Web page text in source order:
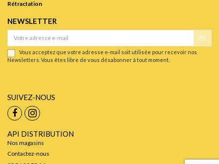
Rétractation
NEWSLETTER
Vous acceptez que votre adresse e-mail soit utilisée pour recevoir nos
Newsletters. Vous êtes libre de vous désabonner à tout moment.
SUIVEZ-NOUS
API DISTRIBUTION
Nos magasins
Contactez-nous